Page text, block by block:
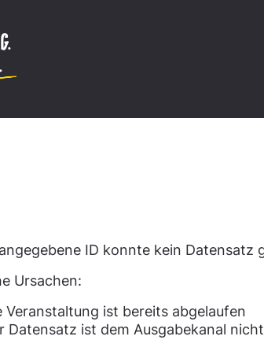
ID konnte kein Datensatz
Ursachen:
Veranstaltung ist bereits abgelaufen
Datensatz ist dem Ausgabekanal